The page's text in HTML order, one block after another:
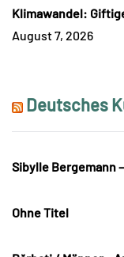
Klimawandel:
August 7, 2026
Deutsches
Sibylle Bergemann
Ohne Titel